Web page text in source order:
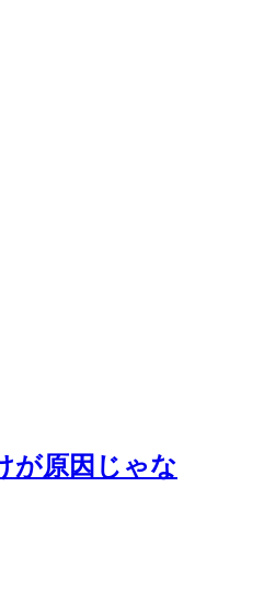
が原因じゃな